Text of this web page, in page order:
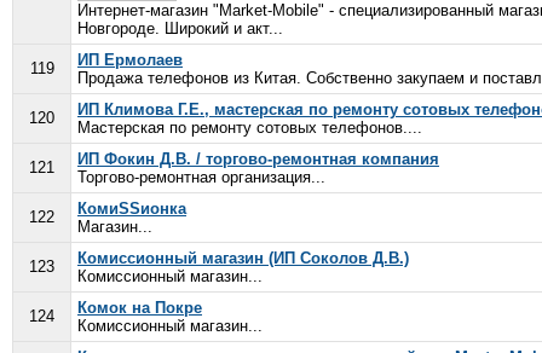
Интернет-магазин "Market-Mobile" - специализированный
Новгороде. Широкий и акт...
119
ИП Ермолаев
Продажа телефонов из Китая. Собственно закупаем и
120
ИП Климова Г.Е., мастерская по ремонту сотовых
Мастерская по ремонту сотовых телефонов....
121
ИП Фокин Д.В. / торгово-ремонтная компания
Торгово-ремонтная организация...
122
КомиSSионка
Магазин...
123
Комиссионный магазин (ИП Соколов Д.В.)
Комиссионный магазин...
124
Комок на Покре
Комиссионный магазин...